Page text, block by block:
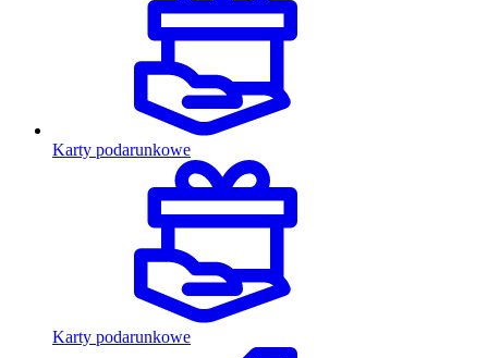
Karty podarunkowe
Karty podarunkowe